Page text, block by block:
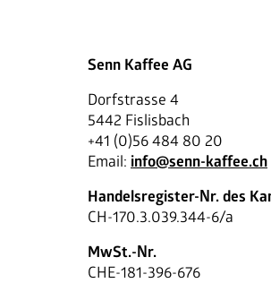
Senn Kaffee AG
Dorfstrasse 4
5442 Fislisbach
+41 (0)56 484 80 20
Email: info@senn-kaffee.ch
Handelsregister-Nr. des
CH-170.3.039.344-6/a
MwSt.-Nr.
CHE-181-396-676